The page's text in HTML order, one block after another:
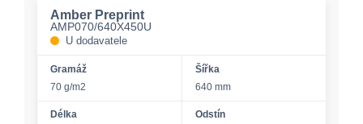
Amber Preprint
AMP070/640X450U
U dodavatele
Gramáž
70 g/m2
Šířka
640 mm
Délka
Odstín